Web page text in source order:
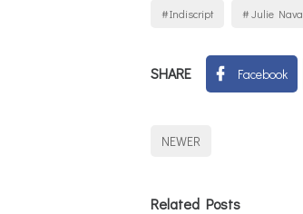
Indiscript Julie Nava
SHARE Facebook
NEWER
Related Posts